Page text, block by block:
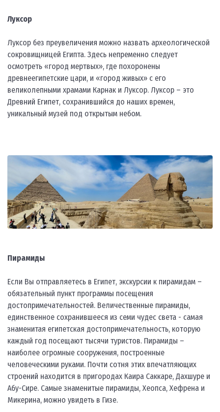
Луксор
Луксор без преувеличения можно назвать археологической
сокровищницей Египта. Здесь непременно следует
осмотреть «город мертвых», где похоронены
древнеегипетские цари, и «город живых» с его
великолепными храмами Карнак и Луксор. Луксор – это
Древний Египет, сохранившийся до наших времен,
уникальный музей под открытым небом.
Пирамиды
Если Вы отправляетесь в Египет, экскурсии к пирамидам –
обязательный пункт программы посещения
достопримечательностей. Величественные пирамиды,
единственное сохранившееся из семи чудес света - самая
знаменитая египетская достопримечательность, которую
каждый год посещают тысячи туристов. Пирамиды –
наиболее огромные сооружения, построенные
человеческими руками. Почти сотня этих впечатляющих
строений находится в пригородах Каира Саккаре, Дахшуре и
Абу-Сире. Самые знаменитые пирамиды, Хеопса, Хефрена и
Микерина, можно увидеть в Гизе.